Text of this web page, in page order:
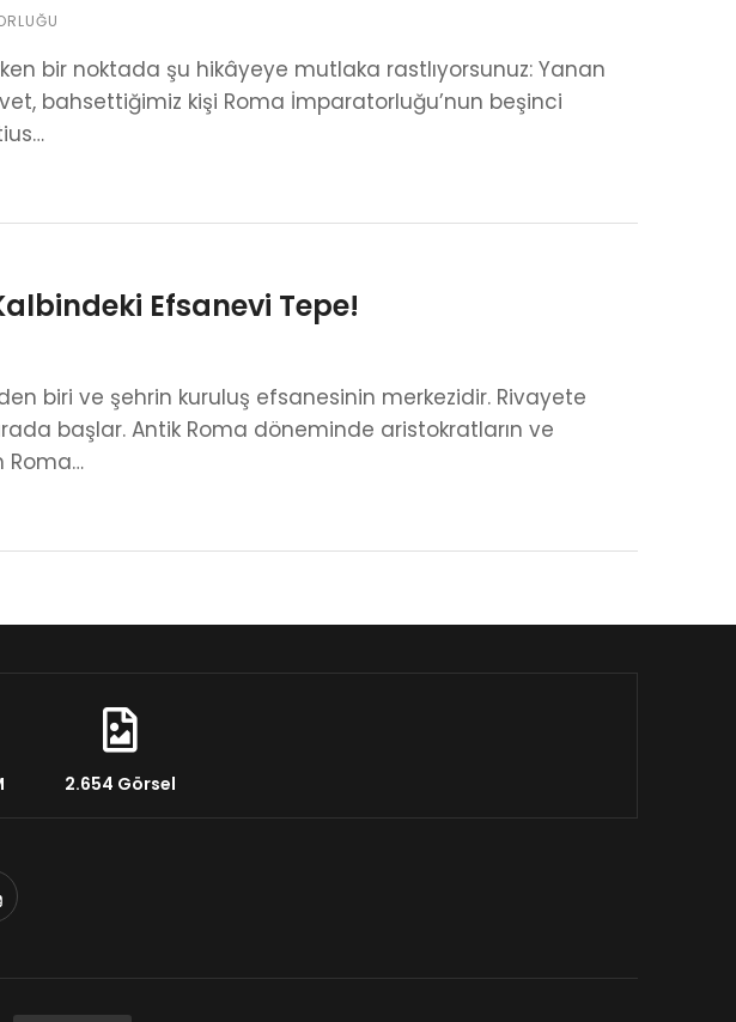
bir noktada şu hikâyeye mutlaka rastlıyorsunuz: Yanan
bahsettiğimiz kişi Roma İmparatorluğu’nun beşinci
Efsanevi Tepe!
biri ve şehrin kuruluş efsanesinin merkezidir. Rivayete
başlar. Antik Roma döneminde aristokratların ve
Roma…
2.654 Görsel